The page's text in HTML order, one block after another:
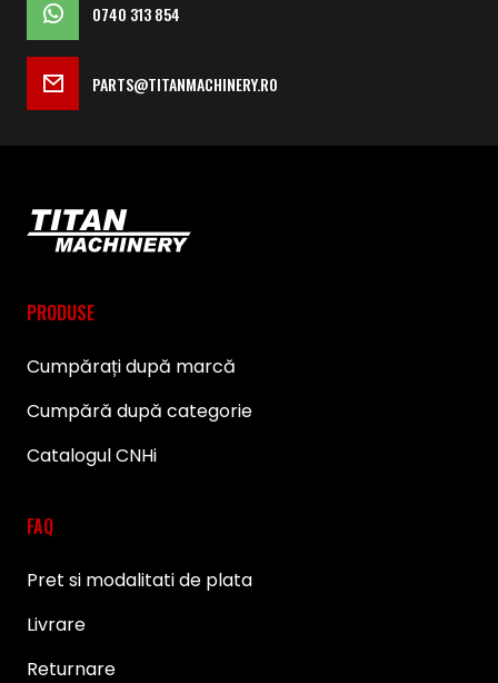
0740 313 854
PARTS@TITANMACHINERY.RO
PRODUSE
Cumpărați după marcă
Cumpără după categorie
Catalogul CNHi
FAQ
Pret si modalitati de plata
Livrare
Returnare